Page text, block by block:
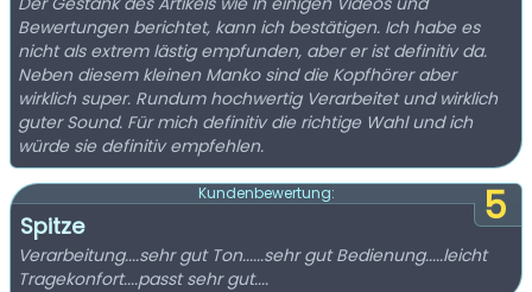
Bewertungen berichtet, kann ich bestätigen. Ich habe es
nicht als extrem lästig empfunden, aber er ist definitiv da.
Neben diesem kleinen Manko sind die Kopfhörer aber
wirklich super. Rundum hochwertig Verarbeitet und wirklich
guter Sound. Für mich definitiv die richtige Wahl und ich
würde sie definitiv empfehlen.
5
Kundenbewertung:
Spitze
Verarbeitung....sehr gut Ton......sehr gut Bedienung.....leicht
Tragekonfort....passt sehr gut....